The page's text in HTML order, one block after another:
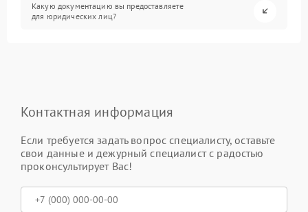
Какую документацию вы предоставляете
для юридических лиц?
Контактная информация
Если требуется задать вопрос специалисту, оставьте
свои данные и дежурный специалист с радостью
проконсультирует Вас!